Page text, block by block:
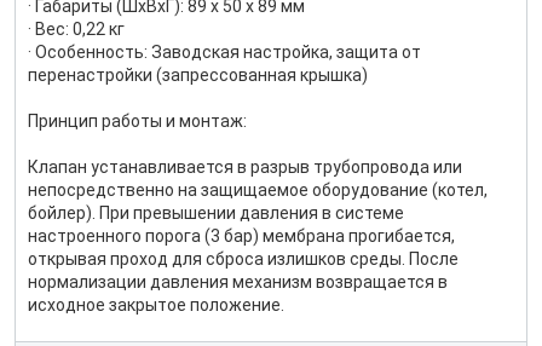
· Габариты (ШxВxГ): 89 x 50 x 89 мм
· Вес: 0,22 кг
· Особенность: Заводская настройка, защита от
перенастройки (запрессованная крышка)
Принцип работы и монтаж:
Клапан устанавливается в разрыв трубопровода или
непосредственно на защищаемое оборудование (котел,
бойлер). При превышении давления в системе
настроенного порога (3 бар) мембрана прогибается,
открывая проход для сброса излишков среды. После
нормализации давления механизм возвращается в
исходное закрытое положение.